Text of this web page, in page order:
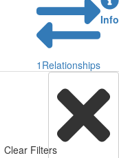
Info
1 Relationships
Clear Filters